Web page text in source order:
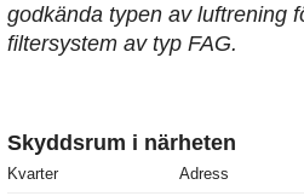
godkända typen av luftrening
filtersystem av typ FAG.
Skyddsrum i närheten
Kvarter Adress